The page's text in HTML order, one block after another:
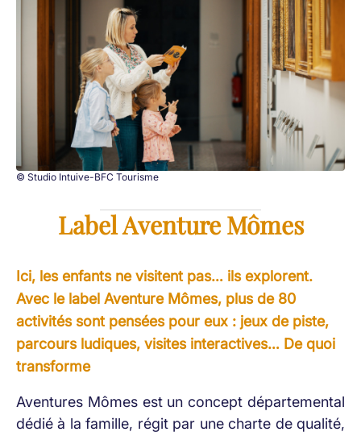
© Studio Intuive-BFC Tourisme
Label Aventure Mômes
Ici, les enfants ne visitent pas… ils explorent.
Avec le label Aventure Mômes, plus de 80
activités sont pensées pour eux : jeux de piste,
parcours ludiques, visites interactives… De quoi
transforme
Aventures Mômes est un concept départemental
dédié à la famille, régit par une charte de qualité,